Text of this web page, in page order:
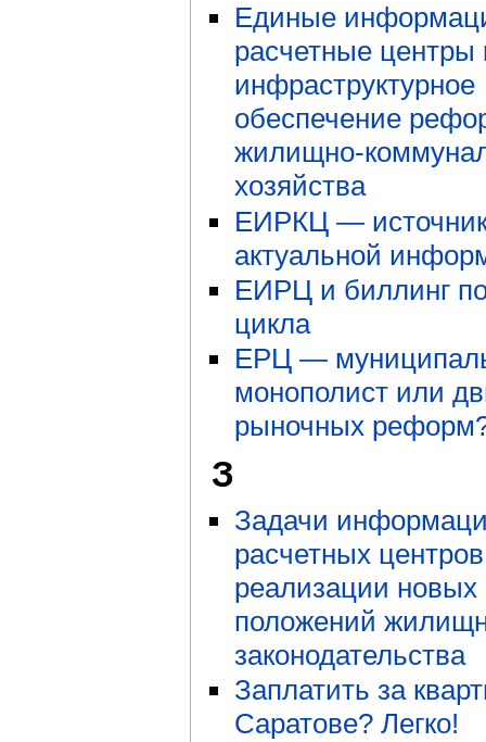
Единые
расчетные центры
инфраструктурное
обеспечение
жилищно-
хозяйства
ЕИРКЦ —
актуальной
ЕИРЦ и биллинг
цикла
ЕРЦ —
монополист или
рыночных
З
Задачи
расчетных
реализации новых
положений
законодательства
Заплатить за
Саратове? Легко!